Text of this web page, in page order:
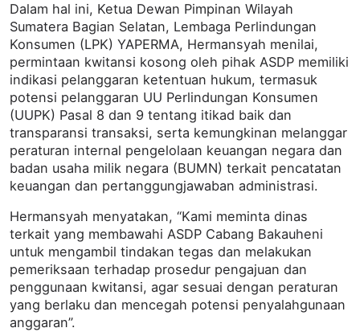
Dalam hal ini, Ketua Dewan Pimpinan Wilayah
Sumatera Bagian Selatan, Lembaga Perlindungan
Konsumen (LPK) YAPERMA, Hermansyah menilai,
permintaan kwitansi kosong oleh pihak ASDP memiliki
indikasi pelanggaran ketentuan hukum, termasuk
potensi pelanggaran UU Perlindungan Konsumen
(UUPK) Pasal 8 dan 9 tentang itikad baik dan
transparansi transaksi, serta kemungkinan melanggar
peraturan internal pengelolaan keuangan negara dan
badan usaha milik negara (BUMN) terkait pencatatan
keuangan dan pertanggungjawaban administrasi.
Hermansyah menyatakan, “Kami meminta dinas
terkait yang membawahi ASDP Cabang Bakauheni
untuk mengambil tindakan tegas dan melakukan
pemeriksaan terhadap prosedur pengajuan dan
penggunaan kwitansi, agar sesuai dengan peraturan
yang berlaku dan mencegah potensi penyalahgunaan
anggaran”.